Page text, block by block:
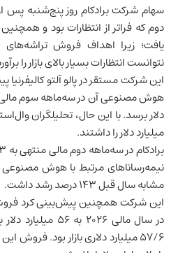
سهام شرکت برادکام روز پنج‌شنبه پس
دوم که فراتر از انتظارات بود و
یافت؛ زیرا اهداف فروش تراشه‌های
نتوانست انتظارات بسیار بالای بازار را
این شرکت مستقر در پالو آلتو
میلیارد دلار را داشتند.
نیمه‌رساناهای مرتبط با هوش
مشابه سال قبل ۱۴۳ درصد رشد داشت.
این شرکت همچنین پیش‌بینی کرد
در سال مالی ۲۰۲۶